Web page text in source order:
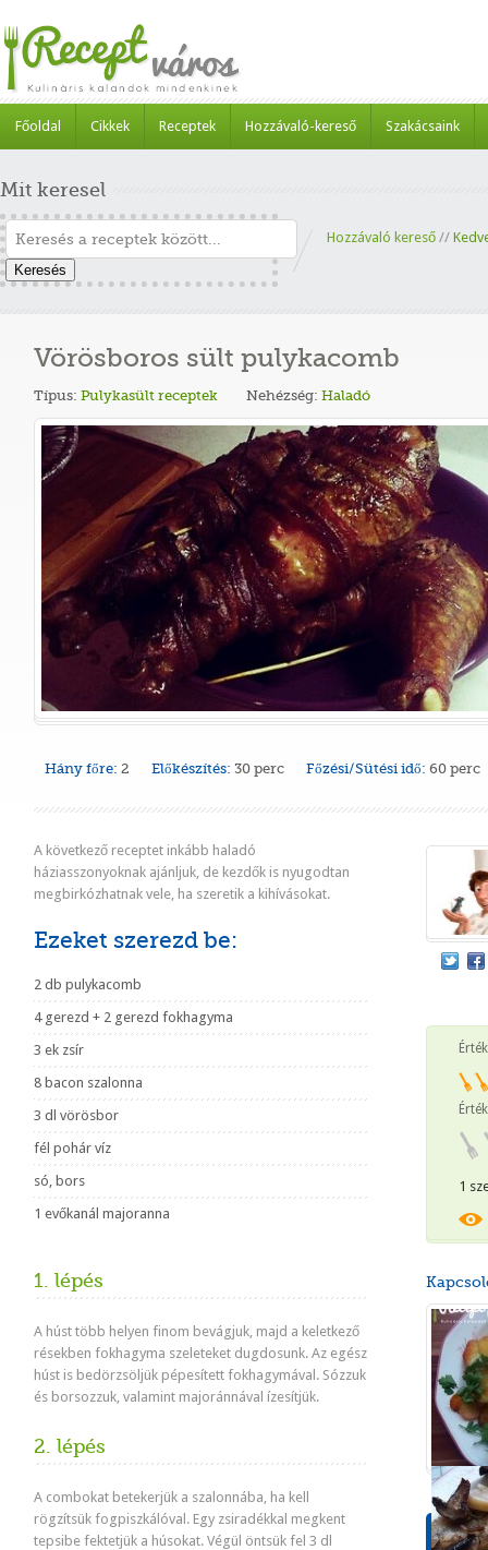
Főoldal Cikkek Receptek Hozzávaló-kereső Szakácsaink
Mit keresel
Keresés
Hozzávaló kereső //
Vörösboros sült pulykacomb
Típus: Pulykasült receptek Nehézség: Haladó
Hány főre: 2 Előkészítés: 30 perc Főzési/Sütési idő: 60 perc
A következő receptet inkább haladó
háziasszonyoknak ajánljuk, de kezdők is nyugodtan
megbirkózhatnak vele, ha szeretik a kihívásokat.
Ezeket szerezd be:
2 db pulykacomb
4 gerezd + 2 gerezd fokhagyma
3 ek zsír
8 bacon szalonna
3 dl vörösbor
fél pohár víz
só, bors
1 evőkanál majoranna
1. lépés
A húst több helyen finom bevágjuk, majd a keletkező
résekben fokhagyma szeleteket dugdosunk. Az egész
húst is bedörzsöljük pépesített fokhagymával. Sózzuk
és borsozzuk, valamint majoránnával ízesítjük.
2. lépés
A combokat betekerjük a szalonnába, ha kell
rögzítsük fogpiszkálóval. Egy zsiradékkal megkent
tepsibe fektetjük a húsokat. Végül öntsük fel 3 dl
1